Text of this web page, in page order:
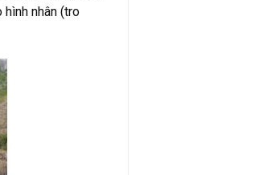
nhân (tro